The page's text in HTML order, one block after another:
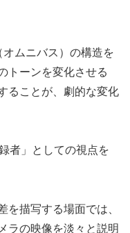
ムニバス）の構造を
トーンを変化させる
ることが、劇的な変化
者」としての視点を
を描写する場面では、
ラの映像を淡々と説明